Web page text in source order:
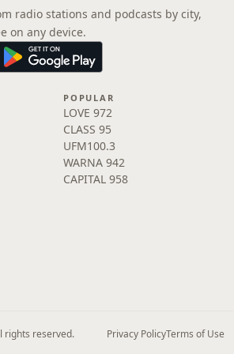
radio stations and podcasts by city,
on any device.
POPULAR
LOVE 972
CLASS 95
UFM100.3
WARNA 942
CAPITAL 958
rights reserved. Privacy PolicyTerms of Use